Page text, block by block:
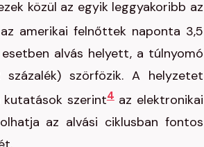
közül az egyik leggyakoribb az
amerikai felnőttek naponta 3,5
alvás helyett, a túlnyomó
szörfözik. A helyzetet
szerint4az elektronikai
az alvási ciklusban fontos